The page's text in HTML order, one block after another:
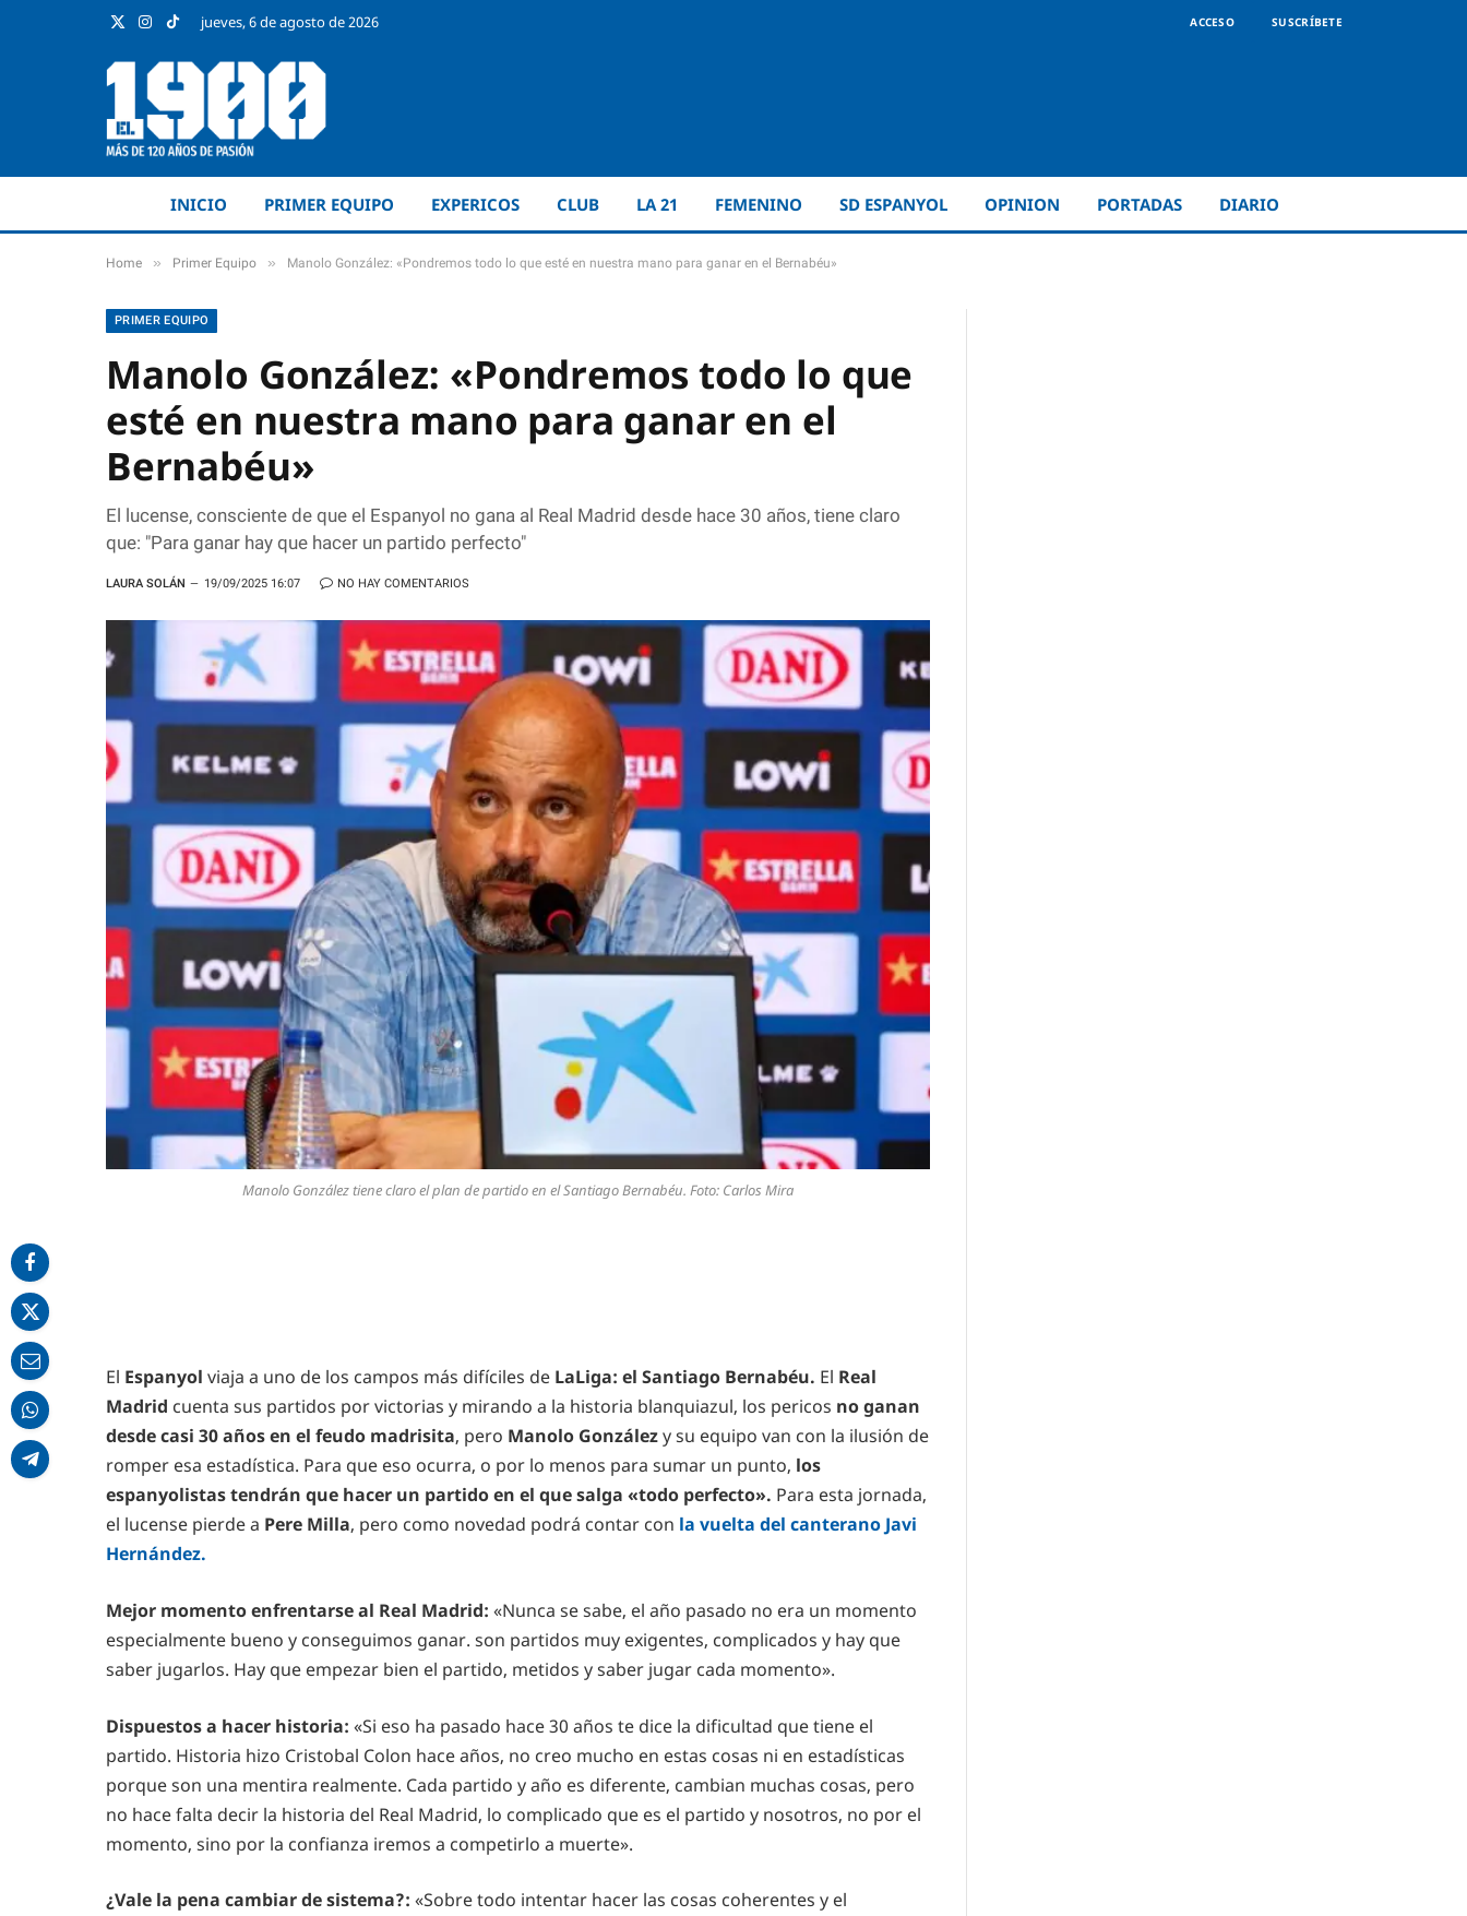
X
Instagram
TikTokjueves, 6 de agosto de 2026 ACCESO SUSCRÍBETE
INICIO PRIMER EQUIPO EXPERICOS CLUB LA 21 FEMENINO SD ESPANYOL OPINION PORTADAS DIARIO
Home » Primer Equipo » Manolo González: «Pondremos todo lo que esté en nuestra mano para ganar en el Bernabéu»
PRIMER EQUIPO
Manolo González: «Pondremos todo lo que
esté en nuestra mano para ganar en el
Bernabéu»
El lucense, consciente de que el Espanyol no gana al Real Madrid desde hace 30 años, tiene claro
que: "Para ganar hay que hacer un partido perfecto"
LAURA SOLÁN 19/09/2025 16:07 NO HAY COMENTARIOS
Manolo González tiene claro el plan de partido en el Santiago Bernabéu. Foto: Carlos Mira
El Espanyol viaja a uno de los campos más difíciles de LaLiga: el Santiago Bernabéu. El Real
Madrid cuenta sus partidos por victorias y mirando a la historia blanquiazul, los pericos no ganan
desde casi 30 años en el feudo madrisita, pero Manolo Gonzálezy su equipo van con la ilusión de
romper esa estadística. Para que eso ocurra, o por lo menos para sumar un punto, los
espanyolistas tendrán que hacer un partido en el que salga «todo perfecto». Para esta jornada,
el lucense pierde a Pere Milla, pero como novedad podrá contar con la vuelta del canterano Javi
Hernández.
Mejor momento enfrentarse al Real Madrid: «Nunca se sabe, el año pasado no era un momento
especialmente bueno y conseguimos ganar. son partidos muy exigentes, complicados y hay que
saber jugarlos. Hay que empezar bien el partido, metidos y saber jugar cada momento».
Dispuestos a hacer historia: «Si eso ha pasado hace 30 años te dice la dificultad que tiene el
partido. Historia hizo Cristobal Colon hace años, no creo mucho en estas cosas ni en estadísticas
porque son una mentira realmente. Cada partido y año es diferente, cambian muchas cosas, pero
no hace falta decir la historia del Real Madrid, lo complicado que es el partido y nosotros, no por el
momento, sino por la confianza iremos a competirlo a muerte».
¿Vale la pena cambiar de sistema?: «Sobre todo intentar hacer las cosas coherentes y el